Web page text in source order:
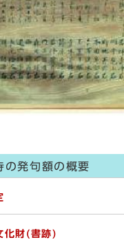
の発句額の概要
化財(書跡)